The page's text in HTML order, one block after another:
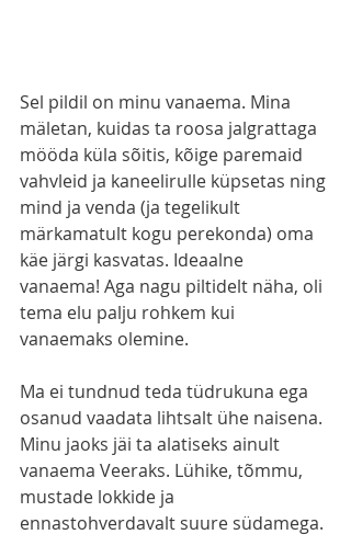
Sel pildil on minu vanaema. Mina
mäletan, kuidas ta roosa jalgrattaga
mööda küla sõitis, kõige paremaid
vahvleid ja kaneelirulle küpsetas ning
mind ja venda (ja tegelikult
märkamatult kogu perekonda) oma
käe järgi kasvatas. Ideaalne
vanaema! Aga nagu piltidelt näha, oli
tema elu palju rohkem kui
vanaemaks olemine.
Ma ei tundnud teda tüdrukuna ega
osanud vaadata lihtsalt ühe naisena.
Minu jaoks jäi ta alatiseks ainult
vanaema Veeraks. Lühike, tõmmu,
mustade lokkide ja
ennastohverdavalt suure südamega.